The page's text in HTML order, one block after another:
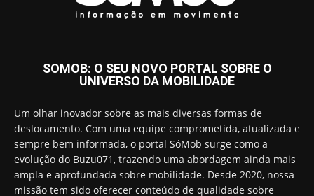
SOMOB: O SEU NOVO PORTAL SOBRE O
UNIVERSO DA MOBILIDADE
Um olhar inovador sobre as mais diversas formas de
deslocamento. Com uma equipe comprometida, atualizada e
sempre bem informada, o portal SóMob surge como a
evolução do Buzu071, trazendo uma abordagem ainda mais
ampla e aprofundada sobre mobilidade. Desde 2020, nossa
missão tem sido oferecer conteúdo de qualidade sobre